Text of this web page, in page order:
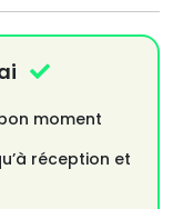
l'OR ajoute un
compte tenu
onéreux en
que la
moment
réception et